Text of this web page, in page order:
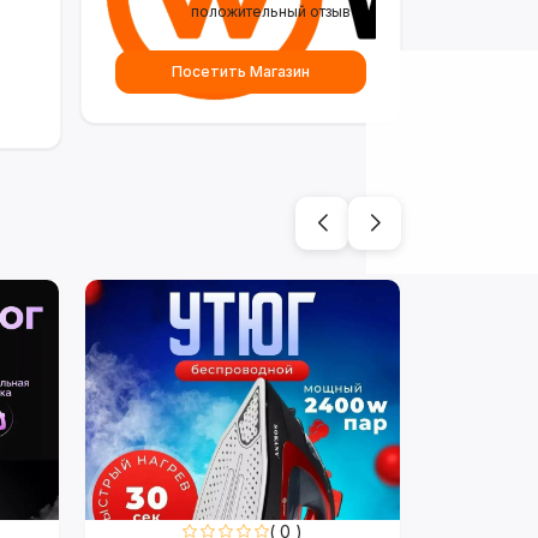
положительный отзыв
Посетить Магазин
( 0 )